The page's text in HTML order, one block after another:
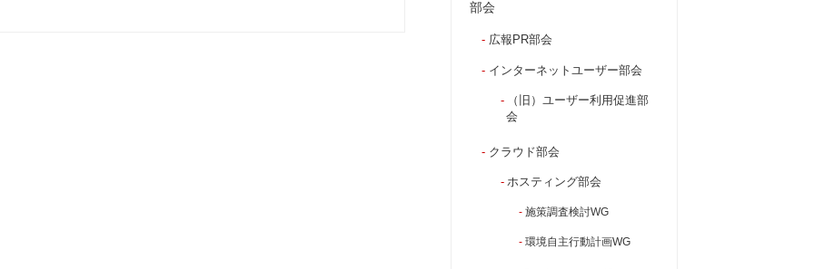
部会
広報PR部会
インターネットユーザー部会
（旧）ユーザー利用促進部
会
クラウド部会
ホスティング部会
施策調査検討WG
環境自主行動計画WG